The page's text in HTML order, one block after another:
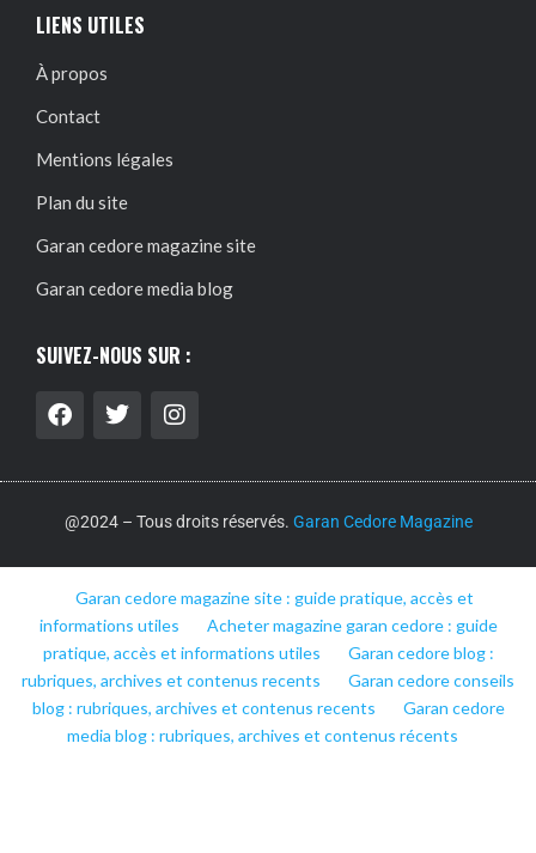
LIENS UTILES
À propos
Contact
Mentions légales
Plan du site
Garan cedore magazine site
Garan cedore media blog
SUIVEZ-NOUS SUR :
@2024 – Tous droits réservés. Garan Cedore Magazine
Garan cedore magazine site : guide pratique, accès et
informations utiles
Acheter magazine garan cedore : guide
pratique, accès et informations utiles
Garan cedore blog :
rubriques, archives et contenus recents
Garan cedore conseils
blog : rubriques, archives et contenus recents
Garan cedore
media blog : rubriques, archives et contenus récents